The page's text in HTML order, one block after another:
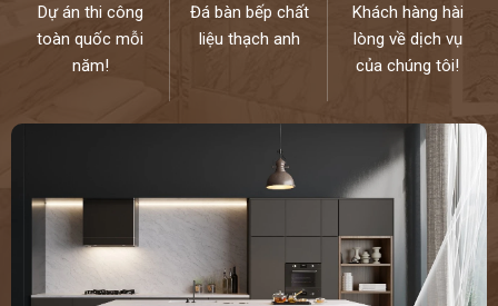
Dự án thi công
toàn quốc mỗi
năm!
Đá bàn bếp chất
liệu thạch anh
Khách hàng hài
lòng về dịch vụ
của chúng tôi!